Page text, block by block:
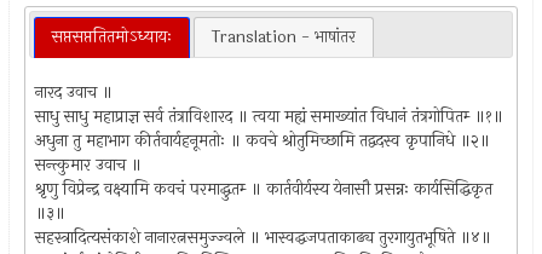
सप्तसप्ततितमोऽध्यायः Translation - भाषांतर
नारद उवाच ॥
साधु साधु महाप्राज्ञ सर्व तंत्राविशारद ॥ त्वया मह्यं समाख्यांत विधानं तंत्रगोपितम्‍ ॥१॥
अधुना तु महाभाग कीर्तवार्यहनूमतोः ॥ कवचे श्रोतुमिच्छामि तद्वदस्व कृपानिधे ॥२॥
सन्त्कुमार उवाच ॥
श्रृणु विप्रेन्द्र वक्ष्यामि कवचं परमाद्धुतम्‍ ॥ कार्तवीर्यस्य येनासौ प्रसन्नः कार्यसिद्धिकृत
॥३॥
सहस्त्रादित्यसंकाशे नानारत्नसमुज्ज्वले ॥ भास्वद्धजपताकाढ्य तुरगायुतभूषिते ॥४॥